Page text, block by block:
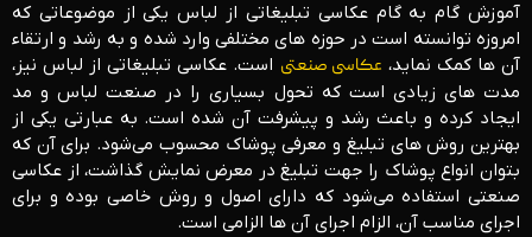
آموزش گام به گام عکاسی تبلیغاتی از لباس یکی از موضوعاتی که
امروزه توانسته است در حوزه های مختلفی وارد شده و به رشد و ارتقاء
آن ها کمک نماید، عکاسی صنعتی است. عکاسی تبلیغاتی از لباس نیز،
مدت های زیادی است که تحول بسیاری را در صنعت لباس و مد
ایجاد کرده و باعث رشد و پیشرفت آن شده است. به عبارتی یکی از
بهترین روش های تبلیغ و معرفی پوشاک محسوب می‌شود. برای آن که
بتوان انواع پوشاک را جهت تبلیغ در معرض نمایش گذاشت، از عکاسی
صنعتی استفاده می‌شود که دارای اصول و روش خاصی بوده و برای
اجرای مناسب آن، الزام اجرای آن ها الزامی است.